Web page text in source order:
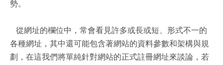
勢。
從網址的欄位中，常會看見許多或長或短、形式不一的
各種網址，其中還可能包含著網站的資料參數和架構與規
劃，在這我們將單純針對網站的正式註冊網址來談論，若